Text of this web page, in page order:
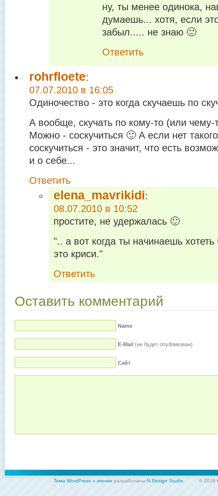
ну, ты менее одинока,
думаешь... хотя, если
забыл..... не знаю 🙁
Ответить
rohrfloete:
07.07.2010 в 16:05
Одиночество - это когда скучаешь по
А вообще, скучать по кому-то (или чему-
Можно - соскучиться 🙂 А если нет
соскучиться - это значит, что есть
и о себе...
Ответить
elena_mavrikidi:
08.07.2010 в 10:52
простите, не удержалась 🙂
".. а вот когда ты начинаешь хотеть
это криси."
Ответить
Оставить комментарий
Name
E-Mail (не будет опубликован)
Сайт
Тема WordPress и иконки разработаны N.Design Studio © 2026